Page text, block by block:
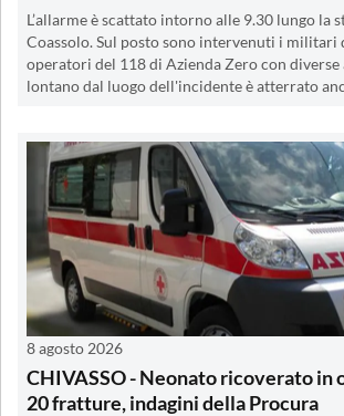
L’allarme è scattato intorno alle 9.30 lungo la
Coassolo. Sul posto sono intervenuti i militari
operatori del 118 di Azienda Zero con diverse
lontano dal luogo dell'incidente è atterrato
8 agosto 2026
CHIVASSO - Neonato ricoverato in
20 fratture, indagini della Procura